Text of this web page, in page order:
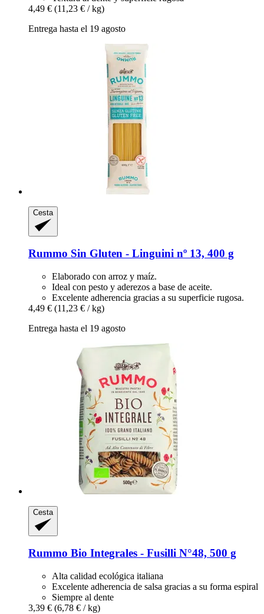
4,49 € (11,23 € / kg)
Entrega hasta el 19 agosto
Cesta
Rummo Sin Gluten -​ Linguini nº 13, 400 g
Elaborado con arroz y maíz.
Ideal con pesto y aderezos a base de aceite.
Excelente adherencia gracias a su superficie rugosa.
4,49 € (11,23 € / kg)
Entrega hasta el 19 agosto
Cesta
Rummo Bio Integrales -​ Fusilli N°48, 500 g
Alta calidad ecológica italiana
Excelente adherencia de salsa gracias a su forma espiral
Siempre al dente
3,39 € (6,78 € / kg)